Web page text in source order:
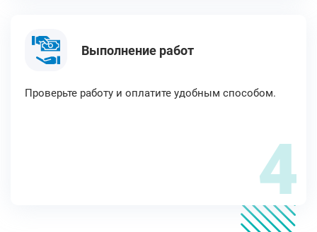
Выполнение работ
Проверьте работу и оплатите удобным способом.
4